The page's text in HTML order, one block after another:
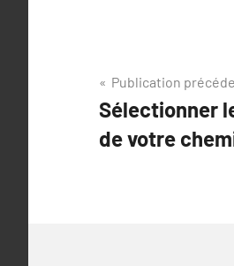
Navigation
de
l’article
Publication
Sélectionner
de votre